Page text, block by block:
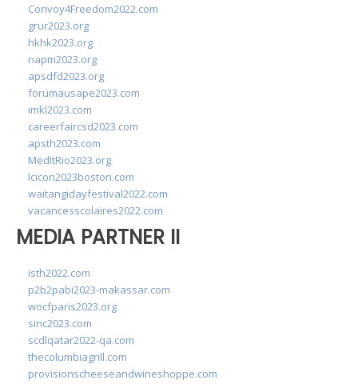
Convoy4Freedom2022.com
grur2023.org
hkhk2023.org
napm2023.org
apsdfd2023.org
forumausape2023.com
imkl2023.com
careerfaircsd2023.com
apsth2023.com
MedItRio2023.org
lcicon2023boston.com
waitangidayfestival2022.com
vacancesscolaires2022.com
MEDIA PARTNER II
isth2022.com
p2b2pabi2023-makassar.com
wocfparis2023.org
sinc2023.com
scdlqatar2022-qa.com
thecolumbiagrill.com
provisionscheeseandwineshoppe.com